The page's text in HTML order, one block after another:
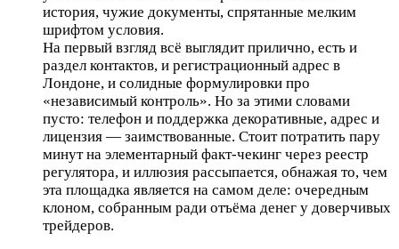
история, чужие документы, спрятанные мелким
шрифтом условия.
На первый взгляд всё выглядит прилично, есть и
раздел контактов, и регистрационный адрес в
Лондоне, и солидные формулировки про
«независимый контроль». Но за этими словами
пусто: телефон и поддержка декоративные, адрес и
лицензия — заимствованные. Стоит потратить пару
минут на элементарный факт-чекинг через реестр
регулятора, и иллюзия рассыпается, обнажая то, чем
эта площадка является на самом деле: очередным
клоном, собранным ради отъёма денег у доверчивых
трейдеров.